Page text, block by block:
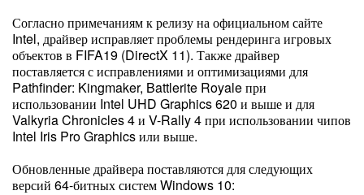
Согласно примечаниям к релизу на официальном сайте
Intel, драйвер исправляет проблемы рендеринга игровых
объектов в FIFA19 (DirectX 11). Также драйвер
поставляется с исправлениями и оптимизациями для
Pathfinder: Kingmaker, Battlerite Royale при
использовании Intel UHD Graphics 620 и выше и для
Valkyria Chronicles 4 и V-Rally 4 при использовании чипов
Intel Iris Pro Graphics или выше.
Обновленные драйвера поставляются для следующих
версий 64-битных систем Windows 10: